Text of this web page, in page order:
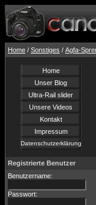
Home / Sonstiges / Agfa-
Home
Unser Blog
Ultra-Rail slider
Unsere Videos
Kontakt
Impressum
Datenschutzerklärung
Registrierte Benutzer
Benutzername:
Passwort: